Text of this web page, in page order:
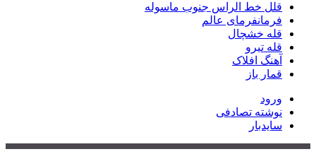
قلل خط الراس جنوب ماسوله
فرمانفرمای عالم
قله خشچال
قله تیرو
آهنگ افلاک
قمار باز
ورود
نوشته تصادفی
سایدبار